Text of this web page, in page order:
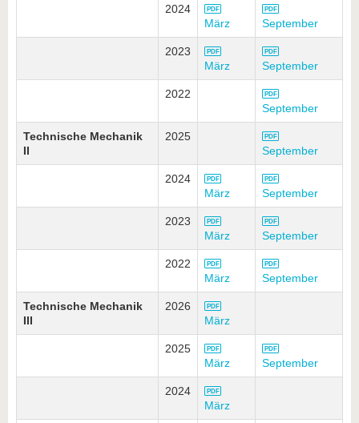
2024
März
September
2023
März
September
2022
September
Technische Mechanik
II
2025
September
2024
März
September
2023
März
September
2022
März
September
Technische Mechanik
III
2026
März
2025
März
September
2024
März